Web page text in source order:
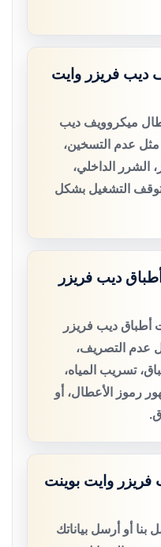
ديب فريزر وايت
ميكروويف ديب
مثل عدم التسخين،
الشرر الداخلي،
توقف التشغيل بشكل
ديب فريزر
أطباق ديب فريزر
عدم التصريف،
تسريب المياه،
رموز الأعطال، أو
فريزر وايت بوينت
بنا أو أرسل بياناتك